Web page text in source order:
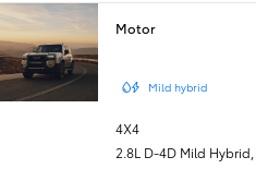
Motor
Mild hybrid
4X4
2.8L D-4D Mild Hybrid